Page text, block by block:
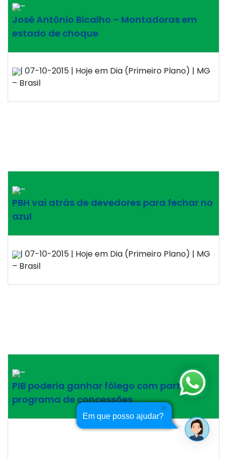
Em que posso ajudar?
–
José Antônio Bicalho – Montadoras em
estado de choque
| 07-10-2015 | Hoje em Dia (Primeiro Plano) | MG
– Brasil
–
PBH vai atrás de devedores para fechar no
azul
| 07-10-2015 | Hoje em Dia (Primeiro Plano) | MG
– Brasil
–
PIB poderia ganhar fôlego com parte de
programa de concessões
| 07-10-2015 | O Estado de S. Paulo (Economia) |